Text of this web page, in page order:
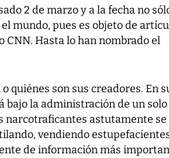
2 de marzo y a la fecha no
mundo, pues es objeto de
CNN. Hasta lo han nombrado el
quiénes son sus creadores. En
bajo la administración de un
narcotraficantes astutamente se
vendiendo
de información más